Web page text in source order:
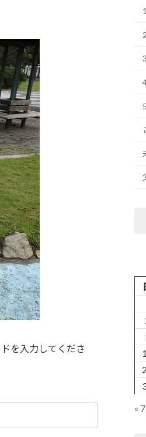
を入力してくださ
«